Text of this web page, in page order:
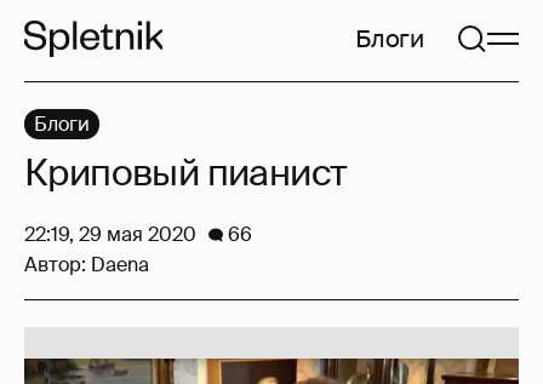
Блоги
Блоги
Криповый пианист
22:19, 29 мая 2020
66
Автор: Daena